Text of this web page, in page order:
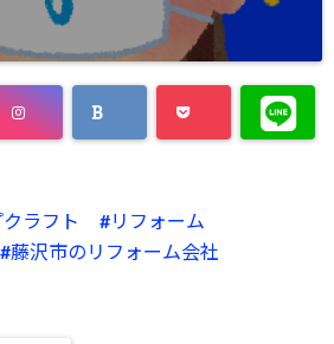
ラフト
リフォーム
藤沢市のリフォーム会社